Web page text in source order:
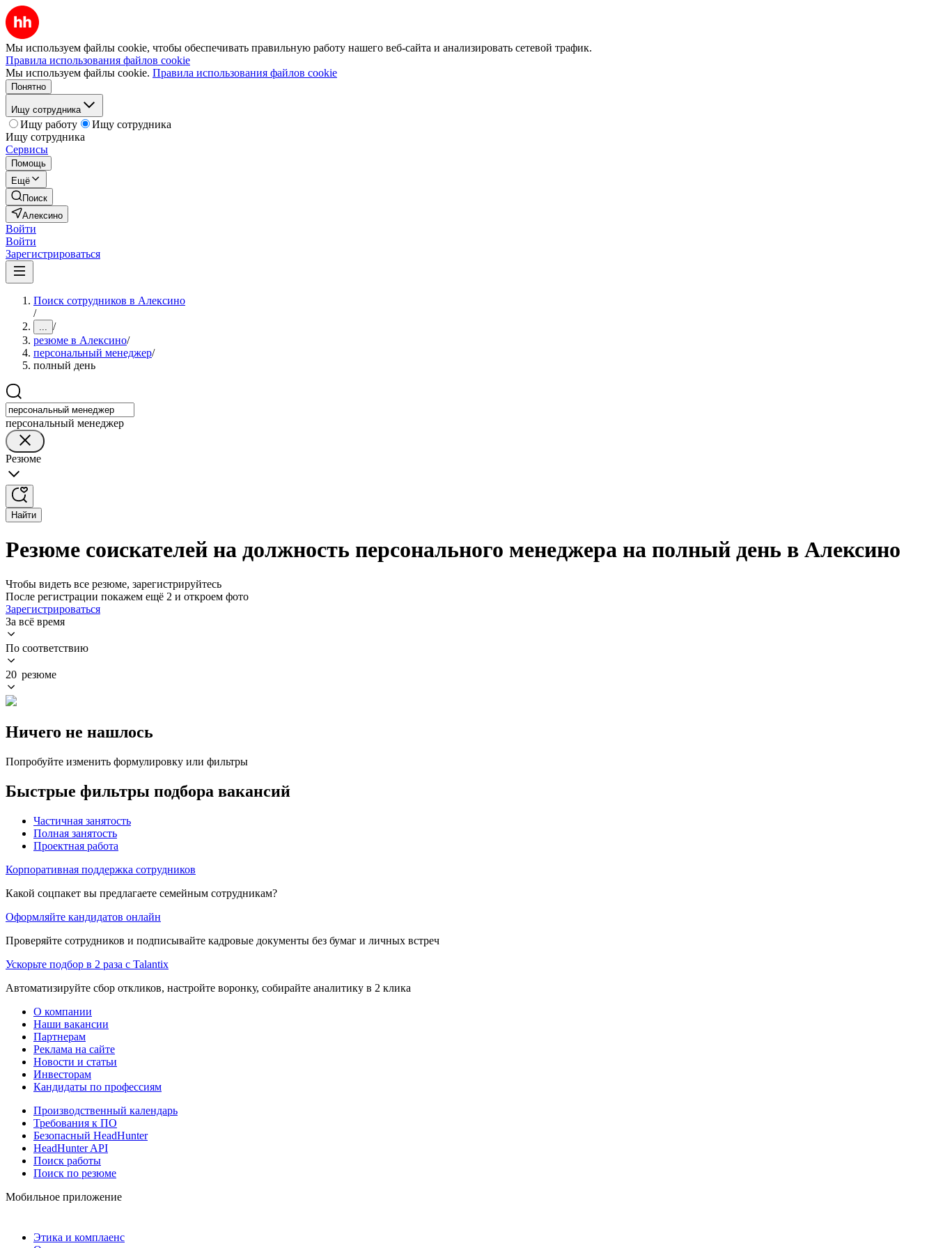
Мы используем файлы cookie, чтобы обеспечивать правильную работу нашего веб-сайта и анализировать сетевой трафик.
Правила использования файлов cookie
Мы используем файлы cookie. Правила использования файлов cookie
Понятно
Ищу сотрудника
Ищу работу
Ищу сотрудника
Ищу сотрудника
Сервисы
Помощь
Ещё
Поиск
Алексино
Войти
Войти
Зарегистрироваться
Поиск сотрудников в Алексино
/
... /
резюме в Алексино/
персональный менеджер/
полный день
персональный менеджер
Резюме
Найти
Резюме соискателей на должность персонального менеджера на полный день в Алексино
Чтобы видеть все резюме, зарегистрируйтесь
После регистрации покажем ещё 2 и откроем фото
Зарегистрироваться
За всё время
По соответствию
20 резюме
Ничего не нашлось
Попробуйте изменить формулировку или фильтры
Быстрые фильтры подбора вакансий
Частичная занятость
Полная занятость
Проектная работа
Корпоративная поддержка сотрудников
Какой соцпакет вы предлагаете семейным сотрудникам?
Оформляйте кандидатов онлайн
Проверяйте сотрудников и подписывайте кадровые документы без бумаг и личных встреч
Ускорьте подбор в 2 раза с Talantix
Автоматизируйте сбор откликов, настройте воронку, собирайте аналитику в 2 клика
О компании
Наши вакансии
Партнерам
Реклама на сайте
Новости и статьи
Инвесторам
Кандидаты по профессиям
Производственный календарь
Требования к ПО
Безопасный HeadHunter
HeadHunter API
Поиск работы
Поиск по резюме
Мобильное приложение
Этика и комплаенс